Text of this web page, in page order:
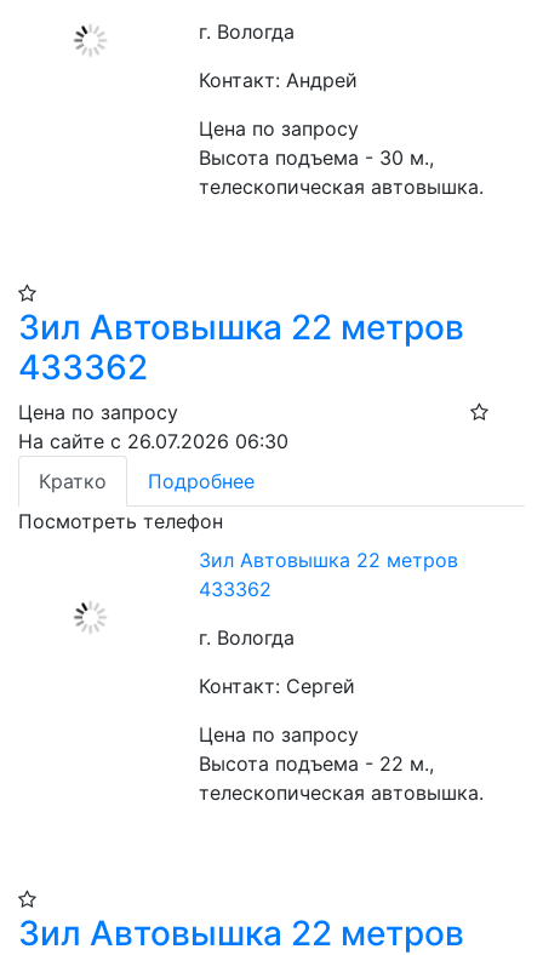
г. Вологда
Контакт: Андрей
Цена по запросу
Высота подъема - 30 м.,
телескопическая автовышка.
Зил Автовышка 22 метров
433362
Цена по запросу
На сайте с 26.07.2026 06:30
Кратко
Подробнее
Посмотреть телефон
Зил Автовышка 22 метров
433362
г. Вологда
Контакт: Сергей
Цена по запросу
Высота подъема - 22 м.,
телескопическая автовышка.
Зил Автовышка 22 метров